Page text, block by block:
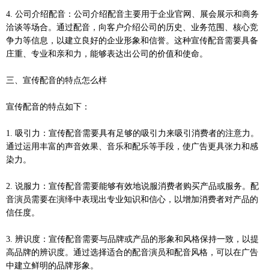
4. 公司介绍配音：公司介绍配音主要用于企业官网、展会展示和商务
洽谈等场合。通过配音，向客户介绍公司的历史、业务范围、核心竞
争力等信息，以建立良好的企业形象和信誉。这种宣传配音需要具备
庄重、专业和亲和力，能够表达出公司的价值和使命。
三、宣传配音的特点怎么样
宣传配音的特点如下：
1. 吸引力：宣传配音需要具有足够的吸引力来吸引消费者的注意力。
通过运用丰富的声音效果、音乐和配乐等手段，使广告更具张力和感
染力。
2. 说服力：宣传配音需要能够有效地说服消费者购买产品或服务。配
音演员需要在演绎中表现出专业知识和信心，以增加消费者对产品的
信任度。
3. 辨识度：宣传配音需要与品牌或产品的形象和风格保持一致，以提
高品牌的辨识度。通过选择适合的配音演员和配音风格，可以在广告
中建立鲜明的品牌形象。